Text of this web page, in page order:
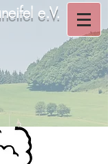
e.V.